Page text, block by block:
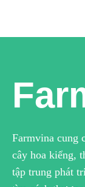
Farmvina cung
cây hoa kiểng,
tập trung phát